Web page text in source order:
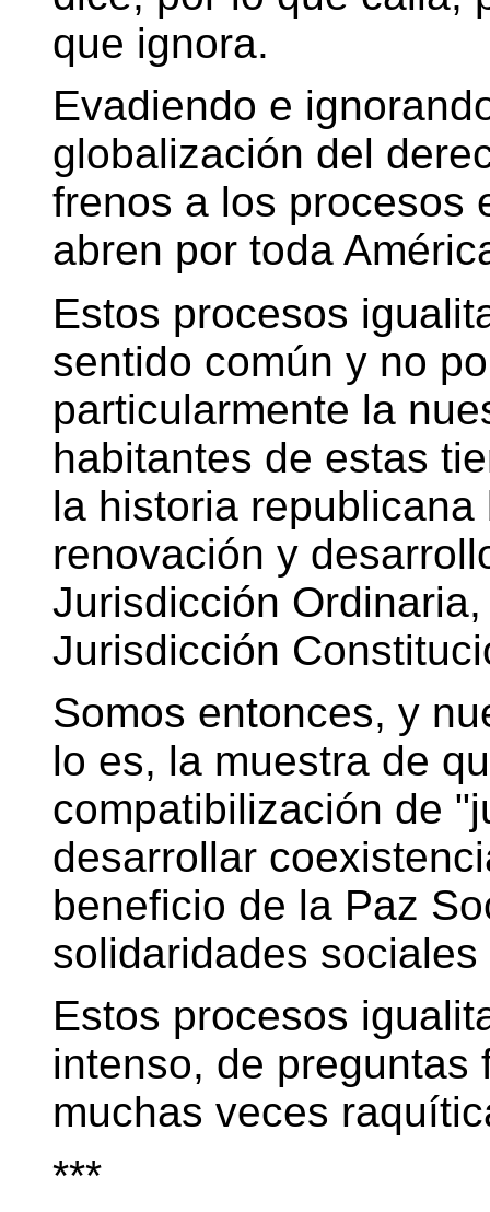
que ignora.
Evadiendo e
globalización del
frenos a los procesos
abren por toda
Estos procesos
sentido común y no
particularmente la
habitantes de estas
la historia
renovación y
Jurisdicción
Jurisdicción
Somos entonces, y
lo es, la muestra de
compatibilización de
desarrollar
beneficio de la Paz
solidaridades
Estos procesos
intenso, de preguntas
muchas veces
***